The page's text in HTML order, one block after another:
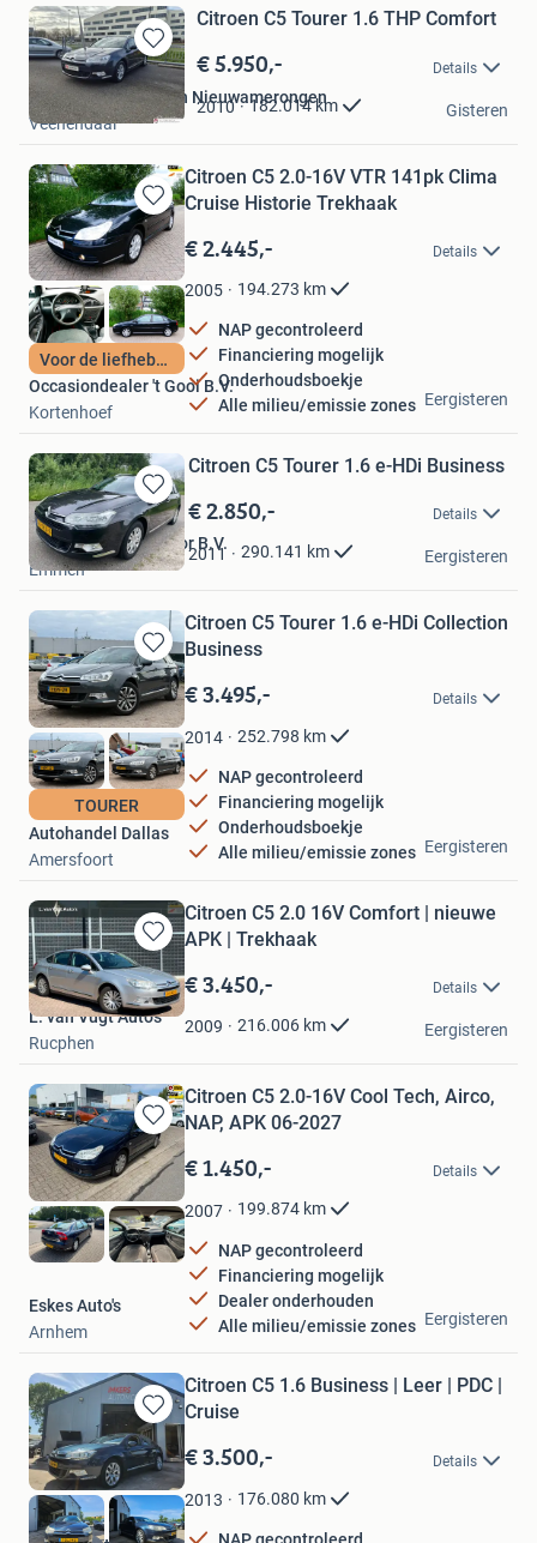
Bewaren
in
Mijn
Favorieten
Citroen C5 Tourer 1.6 THP Comfort
€ 5.950,- Details
2010 182.014km
Autobedrijf Kees van Nieuwamerongen
Veenendaal
Gisteren
Bewaren
in
Mijn
Favorieten
Voor de liefhebber
Citroen C5 2.0-16V VTR 141pk Clima
Cruise Historie Trekhaak
€ 2.445,- Details
2005 194.273 km
NAP gecontroleerd
Financiering mogelijk
Onderhoudsboekje
Alle milieu/emissie zones
Occasiondealer 't Gooi B.V.
Kortenhoef
Eergisteren
Bewaren
in
Mijn
Favorieten
Citroen C5 Tourer 1.6 e-HDi Business
€ 2.850,- Details
2011 290.141 km
Autobedrijf Het Spoor B.V.
Emmen
Eergisteren
Bewaren
in
Mijn
Favorieten
TOURER
Citroen C5 Tourer 1.6 e-HDi Collection
Business
€ 3.495,- Details
2014 252.798 km
NAP gecontroleerd
Financiering mogelijk
Onderhoudsboekje
Alle milieu/emissie zones
Autohandel Dallas
Amersfoort
Eergisteren
Bewaren
in
Mijn
Favorieten
Citroen C5 2.0 16V Comfort | nieuwe
APK | Trekhaak
€ 3.450,- Details
2009 216.006 km
L. van Vugt Auto's
Rucphen
Eergisteren
Bewaren
in
Mijn
Favorieten
Citroen C5 2.0-16V Cool Tech, Airco,
NAP, APK 06-2027
€ 1.450,- Details
2007 199.874 km
NAP gecontroleerd
Financiering mogelijk
Dealer onderhouden
Alle milieu/emissie zones
Eskes Auto's
Arnhem
Eergisteren
Bewaren
in
Mijn
Favorieten
Citroen C5 1.6 Business | Leer | PDC |
Cruise
€ 3.500,- Details
2013 176.080 km